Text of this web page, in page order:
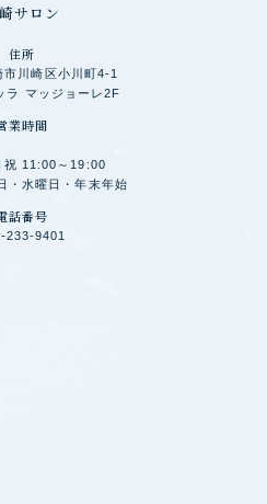
サロン
住所
市川崎区小川町4-1
ラ マッジョーレ2F
業時間
祝 11:00～19:00
・水曜日・年末年始
話番号
233-9401